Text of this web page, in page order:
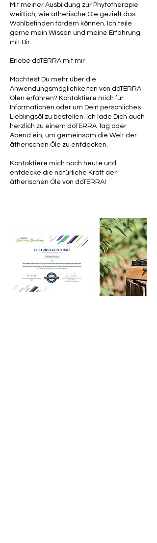
Mit meiner Ausbildung zur Phytotherapie
weiß ich, wie ätherische Öle gezielt das
Wohlbefinden fördern können. Ich teile
gerne mein Wissen und meine Erfahrung
mit Dir.
Erlebe doTERRA mit mir
Möchtest Du mehr über die
Anwendungsmöglichkeiten von doTERRA
Ölen erfahren? Kontaktiere mich für
Informationen oder um Dein persönliches
Lieblingsöl zu bestellen. Ich lade Dich auch
herzlich zu einem doTERRA Tag oder
Abend ein, um gemeinsam die Welt der
ätherischen Öle zu entdecken.
Kontaktiere mich noch heute und
entdecke die natürliche Kraft der
ätherischen Öle von doTERRA!